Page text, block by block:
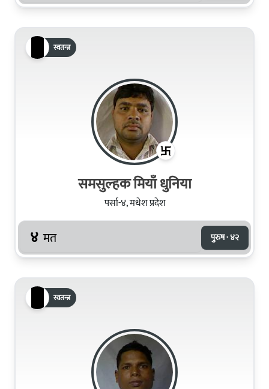
स्वतन्त्र
समसुल्हक मियाँ धुनिया
पर्सा-४, मधेश प्रदेश
४ मत पुरुष · ४२
स्वतन्त्र